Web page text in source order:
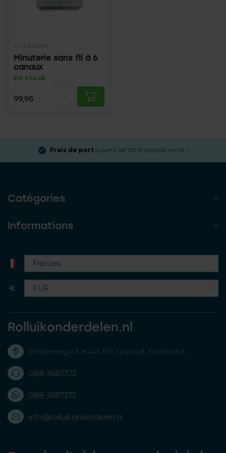
CHERUBINI
Minuterie sans fil à 6
canaux
En stock
99,95
Frais de portà partir de 100 € d'achat (en NL)
Catégories
Informations
€
Rolluikonderdelen.nl
Bolderweg 43, 8243 RD Lelystad, Nederland
088-3667373
088-3667373
info@rolluikonderdelen.nl